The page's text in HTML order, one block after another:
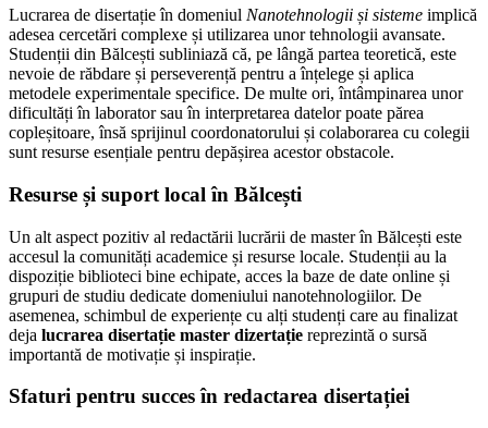
Lucrarea de disertație în domeniul Nanotehnologii și sisteme implică
adesea cercetări complexe și utilizarea unor tehnologii avansate.
Studenții din Bălcești subliniază că, pe lângă partea teoretică, este
nevoie de răbdare și perseverență pentru a înțelege și aplica
metodele experimentale specifice. De multe ori, întâmpinarea unor
dificultăți în laborator sau în interpretarea datelor poate părea
copleșitoare, însă sprijinul coordonatorului și colaborarea cu colegii
sunt resurse esențiale pentru depășirea acestor obstacole.
Resurse și suport local în Bălcești
Un alt aspect pozitiv al redactării lucrării de master în Bălcești este
accesul la comunități academice și resurse locale. Studenții au la
dispoziție biblioteci bine echipate, acces la baze de date online și
grupuri de studiu dedicate domeniului nanotehnologiilor. De
asemenea, schimbul de experiențe cu alți studenți care au finalizat
deja lucrarea disertație master dizertație reprezintă o sursă
importantă de motivație și inspirație.
Sfaturi pentru succes în redactarea disertației